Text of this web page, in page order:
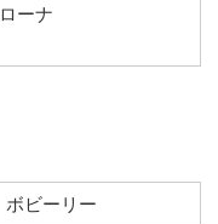
ローナ
ボビーリー